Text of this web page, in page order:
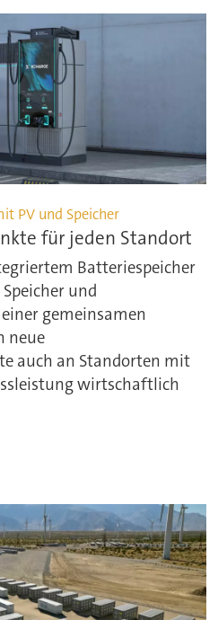
PV und Speicher
für jeden Standort
Batteriespeicher
und
gemeinsamen
neue
auch an Standorten mit
wirtschaftlich